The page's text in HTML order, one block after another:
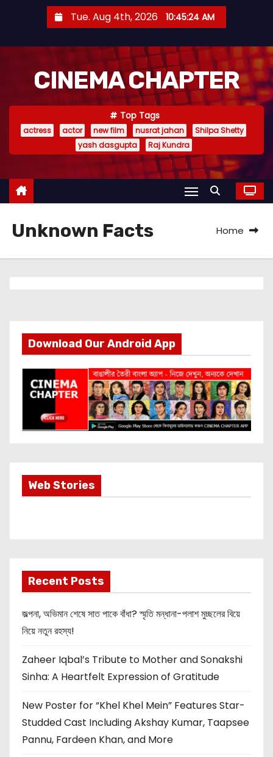
e
Tue. Aug 4th, 2026 10:45:25 AM
CINEMA CHAPTER
Top Tags
actress actor new film nusrat jahan
Shilpa Shetty
yash dasgupta
Raj Kundra
Unknown Facts Home
Download Our Android App
Web StoriesMost Important
Info about
Recent Posts
জল্পনা, অভিমান শেষে সাত পাকে বাঁধা? স্মৃতি মন্ধানা-পলাশ মুচ্ছলের বিয়ে
নিয়ে নতুন রহস্য!
Zaheer Iqbal’s Tribute to Mother and Sonakshi
Sinha: A Heartfelt Expression of Gratitude
New Poster for “Khel Khel Mein” Features Star-
Studded Cast Including Akshay Kumar, Taapsee
Pannu, Fardeen Khan, and More